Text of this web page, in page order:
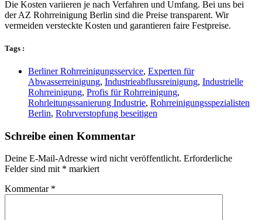
Die Kosten variieren je nach Verfahren und Umfang. Bei uns bei
der AZ Rohrreinigung Berlin sind die Preise transparent. Wir
vermeiden versteckte Kosten und garantieren faire Festpreise.
Tags :
Berliner Rohrreinigungsservice, Experten für
Abwasserreinigung, Industrieabflussreinigung, Industrielle
Rohrreinigung, Profis für Rohrreinigung,
Rohrleitungssanierung Industrie, Rohrreinigungsspezialisten
Berlin, Rohrverstopfung beseitigen
Schreibe einen Kommentar
Deine E-Mail-Adresse wird nicht veröffentlicht. Erforderliche
Felder sind mit * markiert
Kommentar *